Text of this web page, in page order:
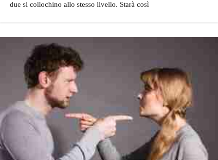
due si collochino allo stesso livello. Starà così